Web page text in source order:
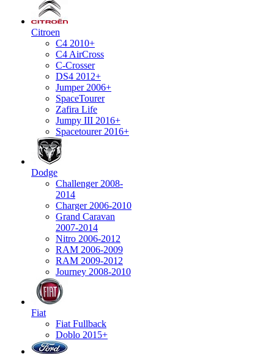
Citroen
C4 2010+
C4 AirCross
C-Crosser
DS4 2012+
Jumper 2006+
SpaceTourer
Zafira Life
Jumpy III 2016+
Spacetourer 2016+
Dodge
Challenger 2008-
2014
Charger 2006-2010
Grand Caravan
2007-2014
Nitro 2006-2012
RAM 2006-2009
RAM 2009-2012
Journey 2008-2010
Fiat
Fiat Fullback
Doblo 2015+